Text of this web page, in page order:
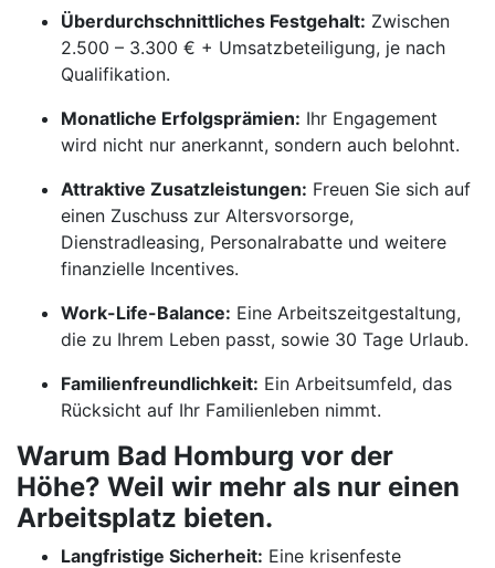
Überdurchschnittliches Festgehalt: Zwischen
2.500 – 3.300 € + Umsatzbeteiligung, je nach
Qualifikation.
Monatliche Erfolgsprämien: Ihr Engagement
wird nicht nur anerkannt, sondern auch belohnt.
Attraktive Zusatzleistungen: Freuen Sie sich auf
einen Zuschuss zur Altersvorsorge,
Dienstradleasing, Personalrabatte und weitere
finanzielle Incentives.
Work-Life-Balance: Eine Arbeitszeitgestaltung,
die zu Ihrem Leben passt, sowie 30 Tage Urlaub.
Familienfreundlichkeit: Ein Arbeitsumfeld, das
Rücksicht auf Ihr Familienleben nimmt.
Warum Bad Homburg vor der
Höhe? Weil wir mehr als nur einen
Arbeitsplatz bieten.
Langfristige Sicherheit: Eine krisenfeste